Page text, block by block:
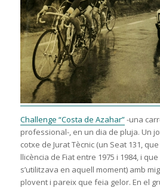
Challenge “Costa de Azahar”-una
professional-, en un dia de pluja. Un
cotxe de Jurat Tècnic (un Seat 131,
llicència de Fiat entre 1975 i 1984, i
s’utilitzava en aquell moment) amb
plovent i pareix que feia gelor. En el